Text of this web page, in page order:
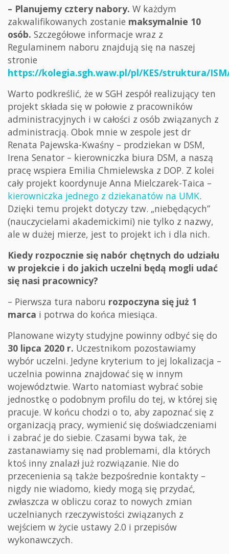
– Planujemy cztery nabory. W każdym
zakwalifikowanych zostanie maksymalnie 10
osób. Szczegółowe informacje wraz z
Regulaminem naboru znajdują się na naszej
stronie
https://kolegia.sgh.waw.pl/pl/KES/struktura/
Warto podkreślić, że w SGH zespół realizujący ten
projekt składa się w połowie z pracowników
administracyjnych i w całości z osób związanych z
administracją. Obok mnie w zespole jest dr
Renata Pajewska-Kwaśny – prodziekan w DSM,
Irena Senator – kierowniczka biura DSM, a naszą
pracę wspiera Emilia Chmielewska z DOP. Z kolei
cały projekt koordynuje Anna Mielczarek-Taica –
kierowniczka jednego z dziekanatów na UMK.
Dzięki temu projekt dotyczy tzw. „niebędących”
(nauczycielami akademickimi) nie tylko z nazwy,
ale w dużej mierze, jest to projekt ich i dla nich.
Kiedy rozpocznie się nabór chętnych do udziału
w projekcie i do jakich uczelni będą mogli udać
się nasi pracownicy?
– Pierwsza tura naboru rozpoczyna się już 1
marca i potrwa do końca miesiąca.
Planowane wizyty studyjne powinny odbyć się do
30 lipca 2020 r. Uczestnikom pozostawiamy
wybór uczelni. Jedyne kryterium to jej lokalizacja –
uczelnia powinna znajdować się w innym
województwie. Warto natomiast wybrać sobie
jednostkę o podobnym profilu do tej, w której się
pracuje. W końcu chodzi o to, aby zapoznać się z
organizacją pracy, wymienić się doświadczeniami
i zabrać je do siebie. Czasami bywa tak, że
zastanawiamy się nad problemami, dla których
ktoś inny znalazł już rozwiązanie. Nie do
przecenienia są także bezpośrednie kontakty –
nigdy nie wiadomo, kiedy mogą się przydać,
zwłaszcza w obliczu coraz to nowych zmian
uczelnianych rzeczywistości związanych z
wejściem w życie ustawy 2.0 i przepisów
wykonawczych.